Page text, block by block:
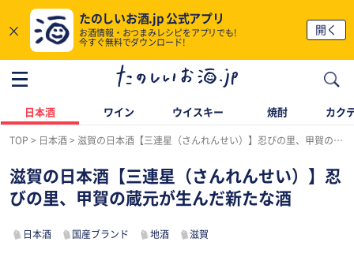
×
たのしいお酒.jp 公式アプリ
お酒情報・おつまみレシピをアプリでも!
今すぐ無料でダウンロード!
開く
日本酒 ワイン ウイスキー 焼酎 カク
TOP 日本酒 滋賀の日本酒【三連星（さんれんせい）】忍びの里、甲賀の蔵元が生んだ新たな酒
滋賀の日本酒【三連星（さんれんせい）】忍
びの里、甲賀の蔵元が生んだ新たな酒
日本酒 国産ブランド 地酒 滋賀